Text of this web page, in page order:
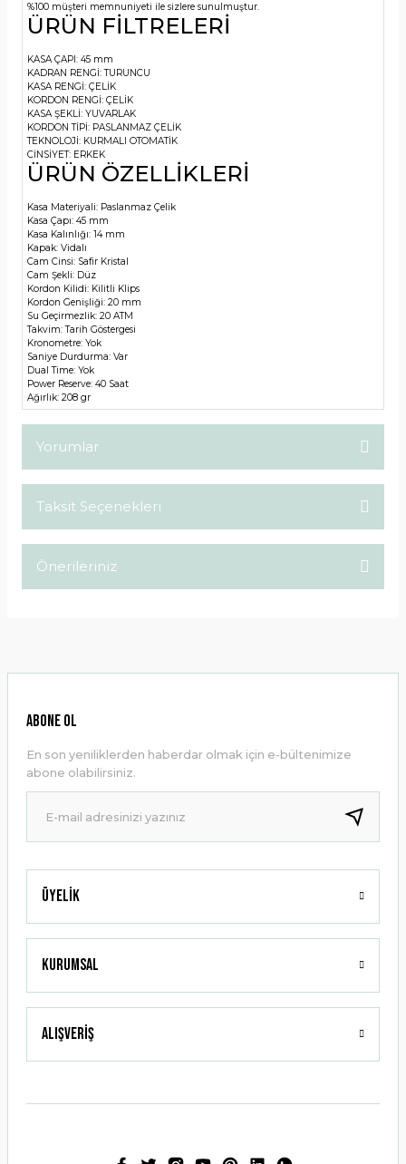
%100 müşteri memnuniyeti ile sizlere sunulmuştur.
ÜRÜN FİLTRELERİ
KASA ÇAPI: 45 mm
KADRAN RENGİ:TURUNCU
KASA RENGİ: ÇELİK
KORDON RENGİ: ÇELİK
KASA ŞEKLİ: YUVARLAK
KORDON TİPİ: PASLANMAZ ÇELİK
TEKNOLOJİ: KURMALI OTOMATİK
CİNSİYET: ERKEK
ÜRÜN ÖZELLİKLERİ
Kasa Materiyali: Paslanmaz Çelik
Kasa Çapı: 45 mm
Kasa Kalınlığı: 14 mm
Kapak: Vidalı
Cam Cinsi: Safir Kristal
Cam Şekli: Düz
Kordon Kilidi: Kilitli Klips
Kordon Genişliği: 20 mm
Su Geçirmezlik: 20 ATM
Takvim:Tarih Göstergesi
Kronometre: Yok
Saniye Durdurma: Var
Dual Time: Yok
Power Reserve: 40 Saat
Ağırlık: 208 gr
Yorumlar
Taksit Seçenekleri
Önerileriniz
Ürün resmi kalitesiz, bozuk veya görüntülenemiyor.
Ürün bilgilerinde hatalar bulunuyor.
Ürün fiyatı diğer sitelerden daha pahalı.
Bu ürüne benzer farklı alternatifler olmalı.
Gönder
Üyelik
Kurumsal
Alışveriş
ABONE OL
En son yeniliklerden haberdar olmak için e-bültenimize
abone olabilirsiniz.